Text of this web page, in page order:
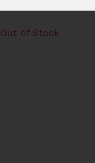
Out of Stock